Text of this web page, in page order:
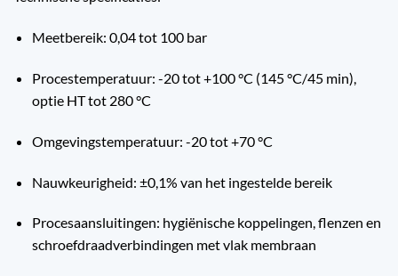
Meetbereik: 0,04 tot 100 bar
Procestemperatuur: -20 tot +100 °C (145 °C/45 min),
optie HT tot 280 °C
Omgevingstemperatuur: -20 tot +70 °C
Nauwkeurigheid: ±0,1% van het ingestelde bereik
Procesaansluitingen: hygiënische koppelingen, flenzen en
schroefdraadverbindingen met vlak membraan